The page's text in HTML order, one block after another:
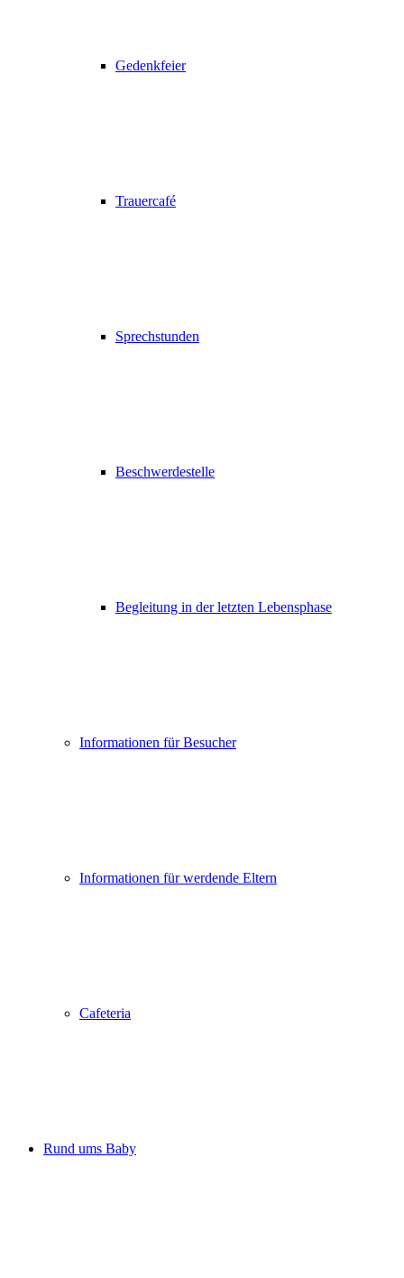
Gedenkfeier
Trauercafé
Sprechstunden
Beschwerdestelle
Begleitung in der letzten Lebensphase
Informationen für Besucher
Informationen für werdende Eltern
Cafeteria
Rund ums Baby